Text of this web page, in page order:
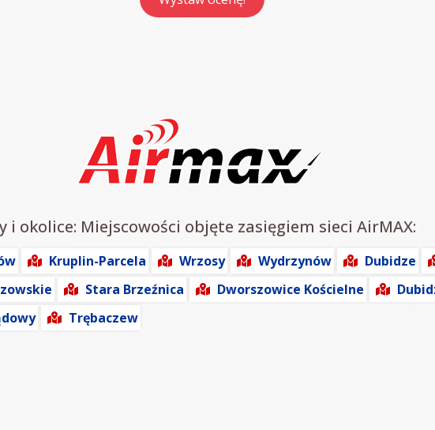
okolice: Miejscowości objęte zasięgiem sieci AirMAX:
Kruplin-Parcela Wrzosy Wydrzynów Dubidze
Stara Brzeźnica Dworszowice Kościelne
Trębaczew